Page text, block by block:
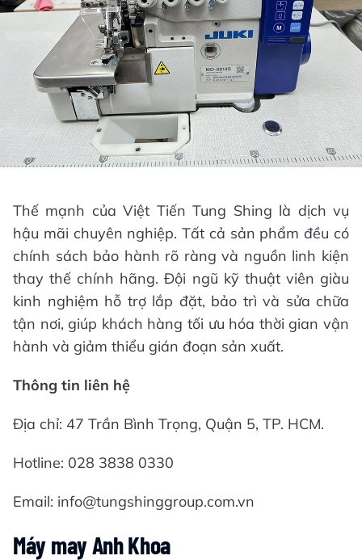
Thế mạnh của Việt Tiến Tung Shing là dịch vụ
hậu mãi chuyên nghiệp. Tất cả sản phẩm đều có
chính sách bảo hành rõ ràng và nguồn linh kiện
thay thế chính hãng. Đội ngũ kỹ thuật viên giàu
kinh nghiệm hỗ trợ lắp đặt, bảo trì và sửa chữa
tận nơi, giúp khách hàng tối ưu hóa thời gian vận
hành và giảm thiểu gián đoạn sản xuất.
Thông tin liên hệ
Địa chỉ: 47 Trần Bình Trọng, Quận 5, TP. HCM.
Hotline: 028 3838 0330
Email: info@tungshinggroup.com.vn
Máy may Anh Khoa